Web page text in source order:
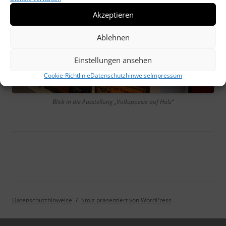
Akzeptieren
Ablehnen
Einstellungen ansehen
Cookie-RichtlinieDatenschutzhinweiseImpressum
Blick in die Ausstellung „Volkspoesie auf Holz“
Datenschutzhinweise Stolz präsentiert von WordPress